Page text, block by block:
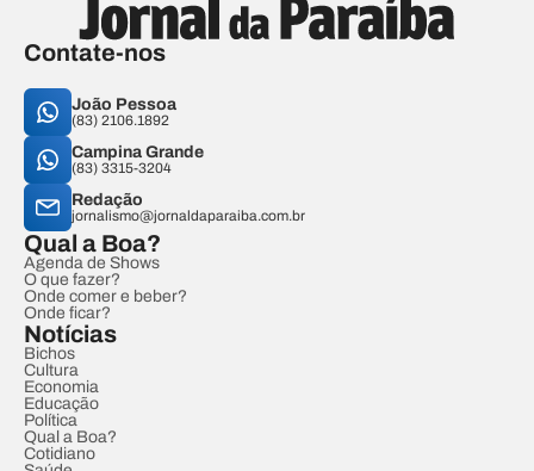
Contate-nos
João Pessoa
(83) 2106.1892
Campina Grande
(83) 3315-3204
Redação
jornalismo@jornaldaparaiba.com.br
Qual a Boa?
Agenda de Shows
O que fazer?
Onde comer e beber?
Onde ficar?
Notícias
Bichos
Cultura
Economia
Educação
Política
Qual a Boa?
Cotidiano